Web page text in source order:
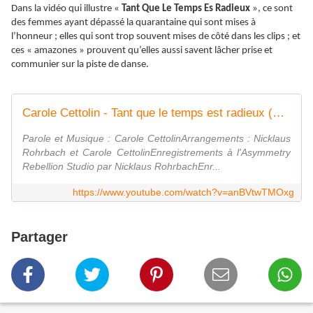
Dans la vidéo qui illustre « Tant Que Le Temps Es Radieux », ce sont
des femmes ayant dépassé la quarantaine qui sont mises à
l’honneur ; elles qui sont trop souvent mises de côté dans les clips ; et
ces « amazones » prouvent qu’elles aussi savent lâcher prise et
communier sur la piste de danse.
Carole Cettolin - Tant que le temps est radieux (Clip Officiel) 4K
Parole et Musique : Carole CettolinArrangements : Nicklaus
Rohrbach et Carole CettolinEnregistrements à l'Asymmetry
Rebellion Studio par Nicklaus RohrbachEnr...
https://www.youtube.com/watch?v=anBVtwTMOxg
Partager